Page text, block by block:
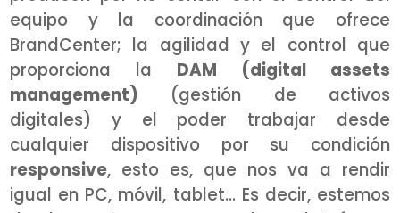
equipo y la coordinación que ofrece
BrandCenter; la agilidad y el control que
proporciona la DAM (digital assets
management) (gestión de activos
digitales) y el poder trabajar desde
cualquier dispositivo por su condición
responsive, esto es, que nos va a rendir
igual en PC, móvil, tablet… Es decir, estemos